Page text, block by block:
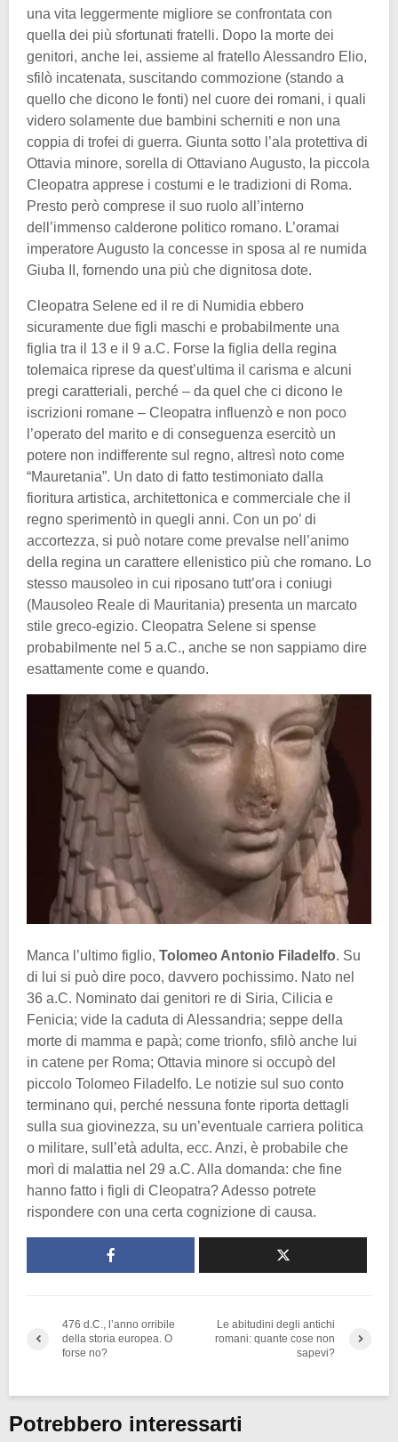
una vita leggermente migliore se confrontata con
quella dei più sfortunati fratelli. Dopo la morte dei
genitori, anche lei, assieme al fratello Alessandro Elio,
sfilò incatenata, suscitando commozione (stando a
quello che dicono le fonti) nel cuore dei romani, i quali
videro solamente due bambini scherniti e non una
coppia di trofei di guerra. Giunta sotto l’ala protettiva di
Ottavia minore, sorella di Ottaviano Augusto, la piccola
Cleopatra apprese i costumi e le tradizioni di Roma.
Presto però comprese il suo ruolo all’interno
dell’immenso calderone politico romano. L’oramai
imperatore Augusto la concesse in sposa al re numida
Giuba II, fornendo una più che dignitosa dote.
Cleopatra Selene ed il re di Numidia ebbero
sicuramente due figli maschi e probabilmente una
figlia tra il 13 e il 9 a.C. Forse la figlia della regina
tolemaica riprese da quest’ultima il carisma e alcuni
pregi caratteriali, perché – da quel che ci dicono le
iscrizioni romane – Cleopatra influenzò e non poco
l’operato del marito e di conseguenza esercitò un
potere non indifferente sul regno, altresì noto come
“Mauretania”. Un dato di fatto testimoniato dalla
fioritura artistica, architettonica e commerciale che il
regno sperimentò in quegli anni. Con un po’ di
accortezza, si può notare come prevalse nell’animo
della regina un carattere ellenistico più che romano. Lo
stesso mausoleo in cui riposano tutt’ora i coniugi
(Mausoleo Reale di Mauritania) presenta un marcato
stile greco-egizio. Cleopatra Selene si spense
probabilmente nel 5 a.C., anche se non sappiamo dire
esattamente come e quando.
Manca l’ultimo figlio, Tolomeo Antonio Filadelfo. Su
di lui si può dire poco, davvero pochissimo. Nato nel
36 a.C. Nominato dai genitori re di Siria, Cilicia e
Fenicia; vide la caduta di Alessandria; seppe della
morte di mamma e papà; come trionfo, sfilò anche lui
in catene per Roma; Ottavia minore si occupò del
piccolo Tolomeo Filadelfo. Le notizie sul suo conto
terminano qui, perché nessuna fonte riporta dettagli
sulla sua giovinezza, su un’eventuale carriera politica
o militare, sull’età adulta, ecc. Anzi, è probabile che
morì di malattia nel 29 a.C. Alla domanda: che fine
hanno fatto i figli di Cleopatra? Adesso potrete
rispondere con una certa cognizione di causa.
476 d.C., l’anno orribile
della storia europea. O
forse no?
Le abitudini degli antichi
romani: quante cose non
sapevi?
Potrebbero interessarti